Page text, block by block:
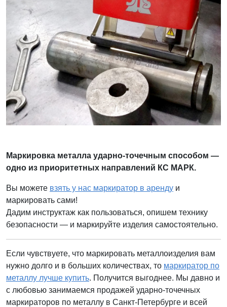
Маркировка металла ударно-точечным способом —
одно из приоритетных направлений КС МАРК.
Вы можете взять у нас маркиратор в аренду и
маркировать сами!
Дадим инструктаж как пользоваться, опишем технику
безопасности — и маркируйте изделия самостоятельно.
Если чувствуете, что маркировать металлоизделия вам
нужно долго и в больших количествах, то маркиратор по
металлу лучше купить. Получится выгоднее. Мы давно и
с любовью занимаемся продажей ударно-точечных
маркираторов по металлу в Санкт-Петербурге и всей